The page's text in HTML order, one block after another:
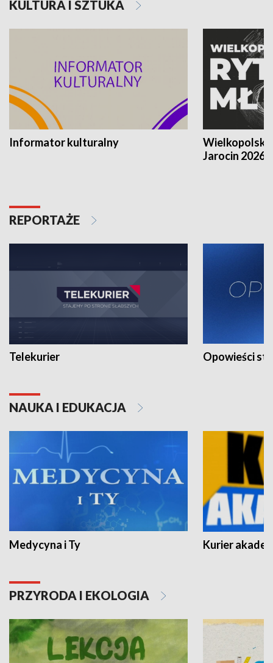
KULTURA I SZTUKA
Informator kulturalny
Jarocin 2026
REPORTAŻE
Telekurier Opowieści
NAUKA I EDUKACJA
Medycyna i Ty Kurier
PRZYRODA I EKOLOGIA